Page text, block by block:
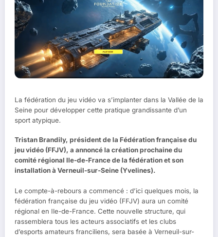
La fédération du jeu vidéo va s’implanter dans la Vallée de la
Seine pour développer cette pratique grandissante d’un
sport atypique.
Tristan Brandily, président de la Fédération française du
jeu vidéo (FFJV), a annoncé la création prochaine du
comité régional Ile-de-France de la fédération et son
installation à Verneuil-sur-Seine (Yvelines).
Le compte-à-rebours a commencé : d’ici quelques mois, la
fédération française du jeu vidéo (FFJV) aura un comité
régional en Ile-de-France. Cette nouvelle structure, qui
rassemblera tous les acteurs associatifs et les clubs
d’esports amateurs franciliens, sera basée à Verneuil-sur-